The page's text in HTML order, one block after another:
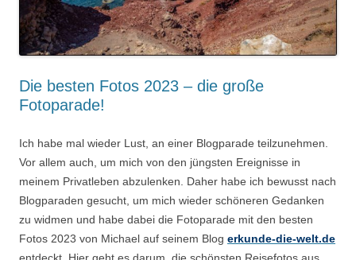
Die besten Fotos 2023 – die große
Fotoparade!
Ich habe mal wieder Lust, an einer Blogparade teilzunehmen.
Vor allem auch, um mich von den jüngsten Ereignisse in
meinem Privatleben abzulenken. Daher habe ich bewusst nach
Blogparaden gesucht, um mich wieder schöneren Gedanken
zu widmen und habe dabei die Fotoparade mit den besten
Fotos 2023 von Michael auf seinem Blog erkunde-die-welt.de